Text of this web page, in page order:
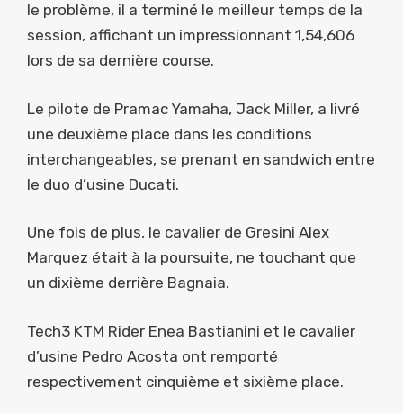
le problème, il a terminé le meilleur temps de la
session, affichant un impressionnant 1,54,606
lors de sa dernière course.
Le pilote de Pramac Yamaha, Jack Miller, a livré
une deuxième place dans les conditions
interchangeables, se prenant en sandwich entre
le duo d’usine Ducati.
Une fois de plus, le cavalier de Gresini Alex
Marquez était à la poursuite, ne touchant que
un dixième derrière Bagnaia.
Tech3 KTM Rider Enea Bastianini et le cavalier
d’usine Pedro Acosta ont remporté
respectivement cinquième et sixième place.